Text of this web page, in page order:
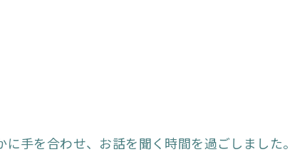
手を合わせ、お話を聞く時間を過ごしました。